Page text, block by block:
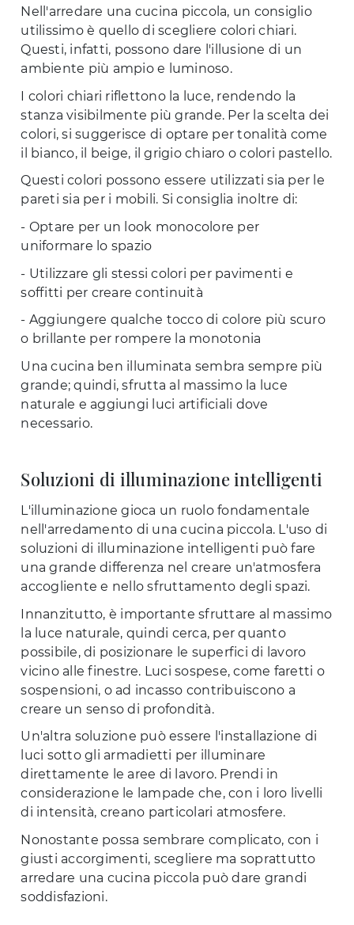
Nell'arredare una cucina piccola, un consiglio
utilissimo è quello di scegliere colori chiari.
Questi, infatti, possono dare l'illusione di un
ambiente più ampio e luminoso.
I colori chiari riflettono la luce, rendendo la
stanza visibilmente più grande. Per la scelta dei
colori, si suggerisce di optare per tonalità come
il bianco, il beige, il grigio chiaro o colori pastello.
Questi colori possono essere utilizzati sia per le
pareti sia per i mobili. Si consiglia inoltre di:
- Optare per un look monocolore per
uniformare lo spazio
- Utilizzare gli stessi colori per pavimenti e
soffitti per creare continuità
- Aggiungere qualche tocco di colore più scuro
o brillante per rompere la monotonia
Una cucina ben illuminata sembra sempre più
grande; quindi, sfrutta al massimo la luce
naturale e aggiungi luci artificiali dove
necessario.
Soluzioni di illuminazione intelligenti
L'illuminazione gioca un ruolo fondamentale
nell'arredamento di una cucina piccola. L'uso di
soluzioni di illuminazione intelligenti può fare
una grande differenza nel creare un'atmosfera
accogliente e nello sfruttamento degli spazi.
Innanzitutto, è importante sfruttare al massimo
la luce naturale, quindi cerca, per quanto
possibile, di posizionare le superfici di lavoro
vicino alle finestre. Luci sospese, come faretti o
sospensioni, o ad incasso contribuiscono a
creare un senso di profondità.
Un'altra soluzione può essere l'installazione di
luci sotto gli armadietti per illuminare
direttamente le aree di lavoro. Prendi in
considerazione le lampade che, con i loro livelli
di intensità, creano particolari atmosfere.
Nonostante possa sembrare complicato, con i
giusti accorgimenti, scegliere ma soprattutto
arredare una cucina piccola può dare grandi
soddisfazioni.